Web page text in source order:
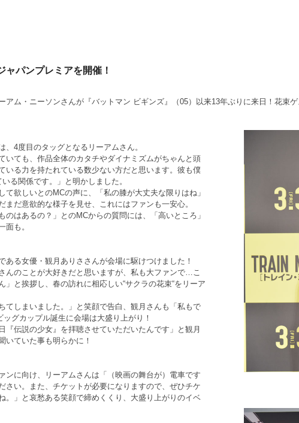
ャパンプレミアを開催！
アム・ニーソンさんが『バットマン ビギンズ』（05）以来13年ぶりに来日！花束
4度目のタッグとなるリーアムさん。
いても、作品全体のカタチやダイナミズムがちゃんと頭
いる力を持たれている数少ない方だと思います。彼も僕
る関係です。」と明かしました。
て欲しいとのMCの声に、「私の膝が大丈夫な限りはね」
まだ意欲的な様子を見せ、これにはファンも一安心。
のはあるの？」とのMCからの質問には、「高いところ」
面も。
ある女優・観月ありささんが会場に駆けつけました！
んのことが大好きだと思いますが、私も大ファンで…こ
」と挨拶し、春の訪れに相応しい“サクラの花束“をリーア
てしまいました。」と笑顔で告白、観月さんも「私もで
グカップル誕生に会場は大盛り上がり！
『伝説の少女』を拝聴させていただいたんです」と観月
いていた事も明らかに！
ンに向け、リーアムさんは「（映画の舞台が）電車です
さい。また、チケットが必要になりますので、ぜひチケ
。」と哀愁ある笑顔で締めくくり、大盛り上がりのイベ